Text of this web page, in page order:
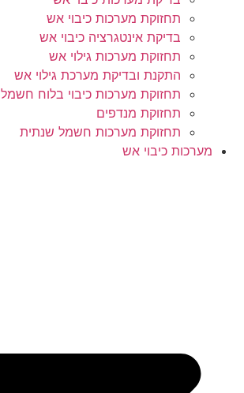
תחזוקת מערכות כיבוי אש
בדיקת אינטגרציה כיבוי אש
תחזוקת מערכות גילוי אש
התקנת ובדיקת מערכת גילוי אש
תחזוקת מערכות כיבוי בלוח חשמל
תחזוקת מנדפים
תחזוקת מערכות חשמל שנתית
מערכות כיבוי אש